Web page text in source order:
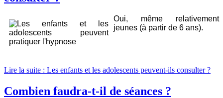
Oui, même relativement
jeunes (à partir de 6 ans).
Lire la suite : Les enfants et les adolescents peuvent-ils consulter ?
Combien faudra-t-il de séances ?